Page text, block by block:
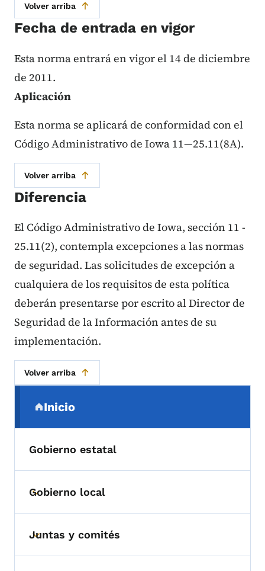
Volver arriba
Fecha de entrada en vigor
Esta norma entrará en vigor el 14 de diciembre
de 2011.
Aplicación
Esta norma se aplicará de conformidad con el
Código Administrativo de Iowa 11—25.11(8A).
Volver arriba
Diferencia
El Código Administrativo de Iowa, sección 11 -
25.11(2), contempla excepciones a las normas
de seguridad. Las solicitudes de excepción a
cualquiera de los requisitos de esta política
deberán presentarse por escrito al Director de
Seguridad de la Información antes de su
implementación.
Volver arriba
Inicio
(parent section)
Gobierno estatal
Toggle submenu
Gobierno local
Toggle submenu
Juntas y comités